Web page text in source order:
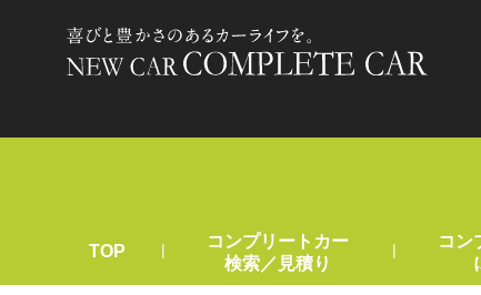
TOP |
コンプリートカー
検索／見積り
|
コン